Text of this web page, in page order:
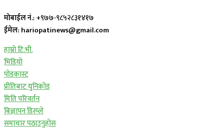
मोबाईल नं.: +९७७-९८५२८३१४१७
ईमेल: hariopatinews@gmail.com
हाम्रो टि.भी.
भिडियो
पोडकास्ट
प्रीतिबाट युनिकोड
मिति परिवर्तन
बिज्ञापन डिस्प्ले
समाचार पठाउनुहोस